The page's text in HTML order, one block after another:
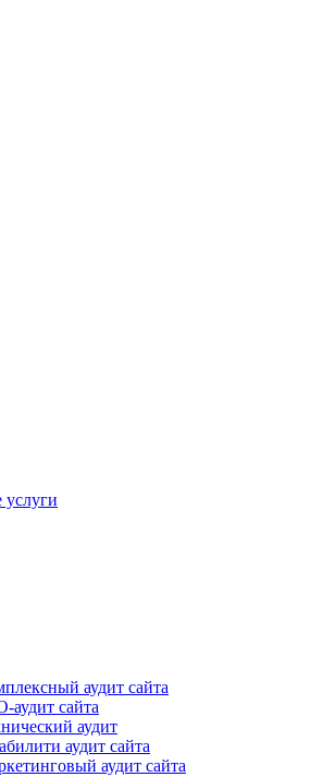
услуги
аудит сайта
аудит сайта
аудит
аудит сайта
аудит сайта